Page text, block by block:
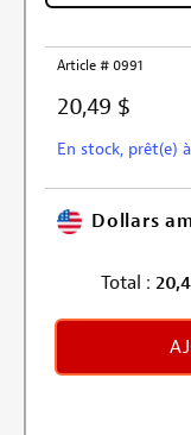
Article # 0991
20,49 $
En stock, prêt(e)
Dollars
Total :